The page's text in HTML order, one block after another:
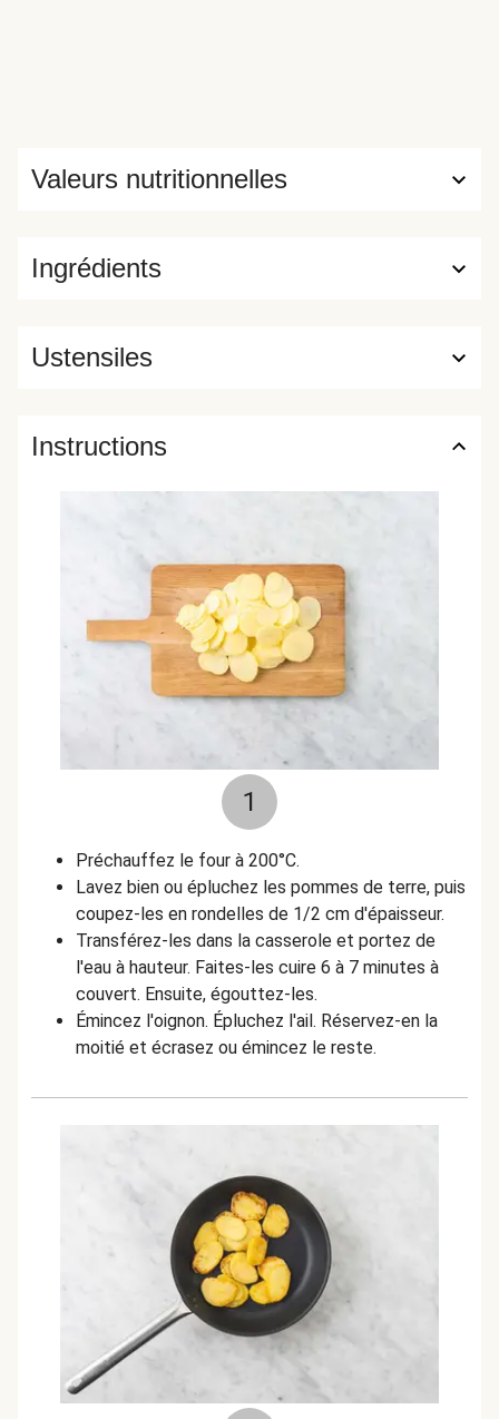
Ingrédients
Valeurs nutritionnelles
Ustensiles
Instructions
1
Préchauffez le four à 200°C.
Lavez bien ou épluchez les pommes de terre, puis
coupez-les en rondelles de 1/2 cm d'épaisseur.
Transférez-les dans la casserole et portez de
l'eau à hauteur. Faites-les cuire 6 à 7 minutes à
couvert. Ensuite, égouttez-les.
Émincez l'oignon. Épluchez l'ail. Réservez-en la
moitié et écrasez ou émincez le reste.